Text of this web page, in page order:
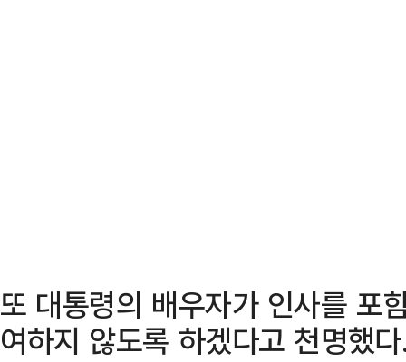
또 대통령의 배우자가 인사를 포
여하지 않도록 하겠다고 천명했